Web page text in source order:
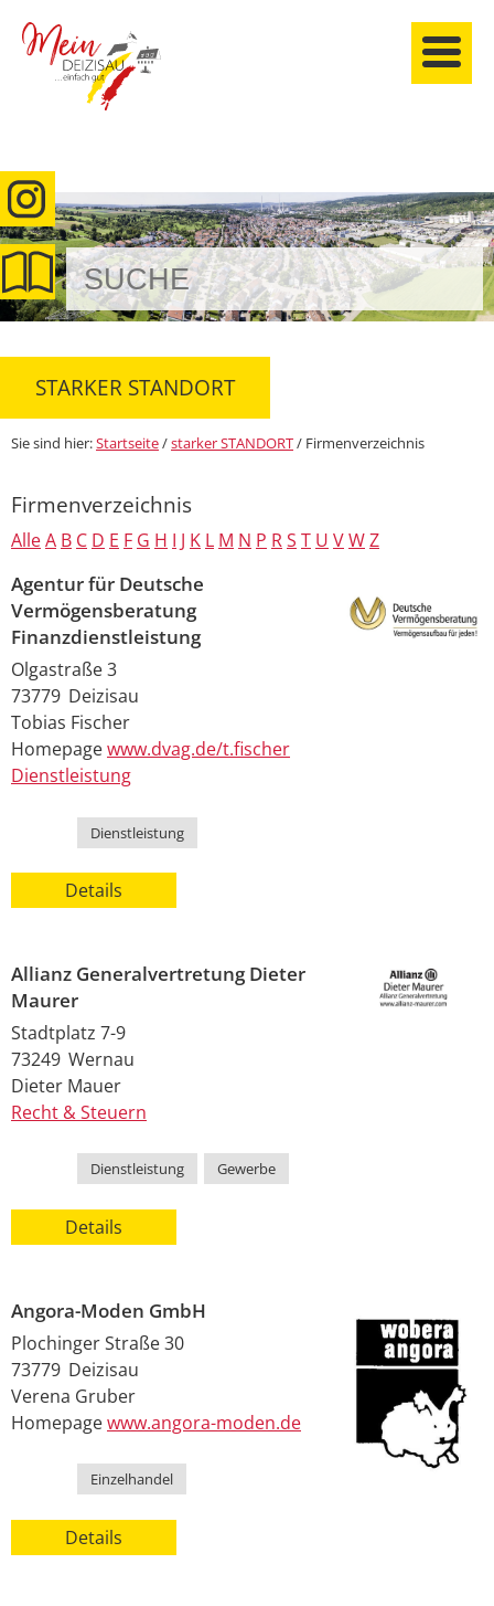
anmelden
STARKER STANDORT
Sie sind hier:Startseite/starker STANDORT/ Firmenverzeichnis
Firmenverzeichnis
AlleA B C D E F G H I J K L M N P RS T U VWZ
Agentur für Deutsche
Vermögensberatung
Finanzdienstleistung
Olgastraße 3
73779 Deizisau
Tobias Fischer
Homepagewww.dvag.de/t.fischer
Dienstleistung
Dienstleistung
Details
Allianz Generalvertretung Dieter
Maurer
Stadtplatz 7-9
73249 Wernau
Dieter Mauer
Recht & Steuern
Dienstleistung Gewerbe
Details
Angora-Moden GmbH
Plochinger Straße 30
73779 Deizisau
Verena Gruber
Homepagewww.angora-moden.de
Einzelhandel
Details